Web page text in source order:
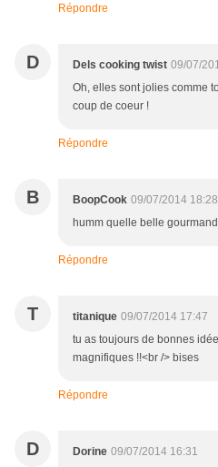
Répondre
D Dels cooking twist 09/07/
Oh, elles sont jolies comme
coup de coeur !
Répondre
B BoopCook 09/07/2014 18:28
humm quelle belle
Répondre
T titanique 09/07/2014 17:47
tu as toujours de bonnes
magnifiques !!<br /> bises
Répondre
D Dorine 09/07/2014 16:31